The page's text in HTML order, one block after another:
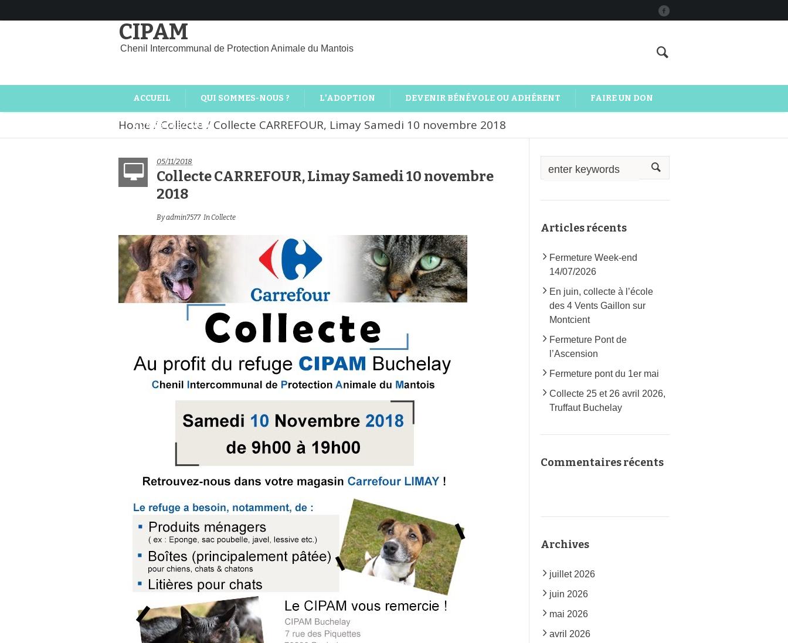
CIPAM
Chenil Intercommunal de Protection Animale du Mantois
ACCUEIL QUI SOMMES-NOUS ? L’ADOPTION DEVENIR BÉNÉVOLE OU ADHÉRENT FAIRE UN DON
CONTACTEZ-NOUS
Home / Collecte / Collecte CARREFOUR, Limay Samedi 10 novembre 2018
05/11/2018
Collecte CARREFOUR, Limay Samedi 10 novembre
2018
Byadmin7577 InCollecte
Articles récents
Fermeture Week-end
14/07/2026
En juin, collecte à l’école
des 4 Vents Gaillon sur
Montcient
Fermeture Pont de
l’Ascension
Fermeture pont du 1er mai
Collecte 25 et 26 avril 2026,
Truffaut Buchelay
Commentaires récents
Archives
juillet 2026
juin 2026
mai 2026
avril 2026